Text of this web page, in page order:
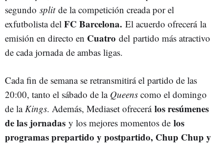
segundo splitde la competición creada por el
exfutbolista del FC Barcelona. El acuerdo ofrecerá la
emisión en directo en Cuatro del partido más atractivo
de cada jornada de ambas ligas.
Cada fin de semana se retransmitirá el partido de las
20:00, tanto el sábado de la Queens como el domingo
de laKings. Además, Mediaset ofrecerá los resúmenes
de las jornadas y los mejores momentos de los
programas prepartido y postpartido, Chup Chup y